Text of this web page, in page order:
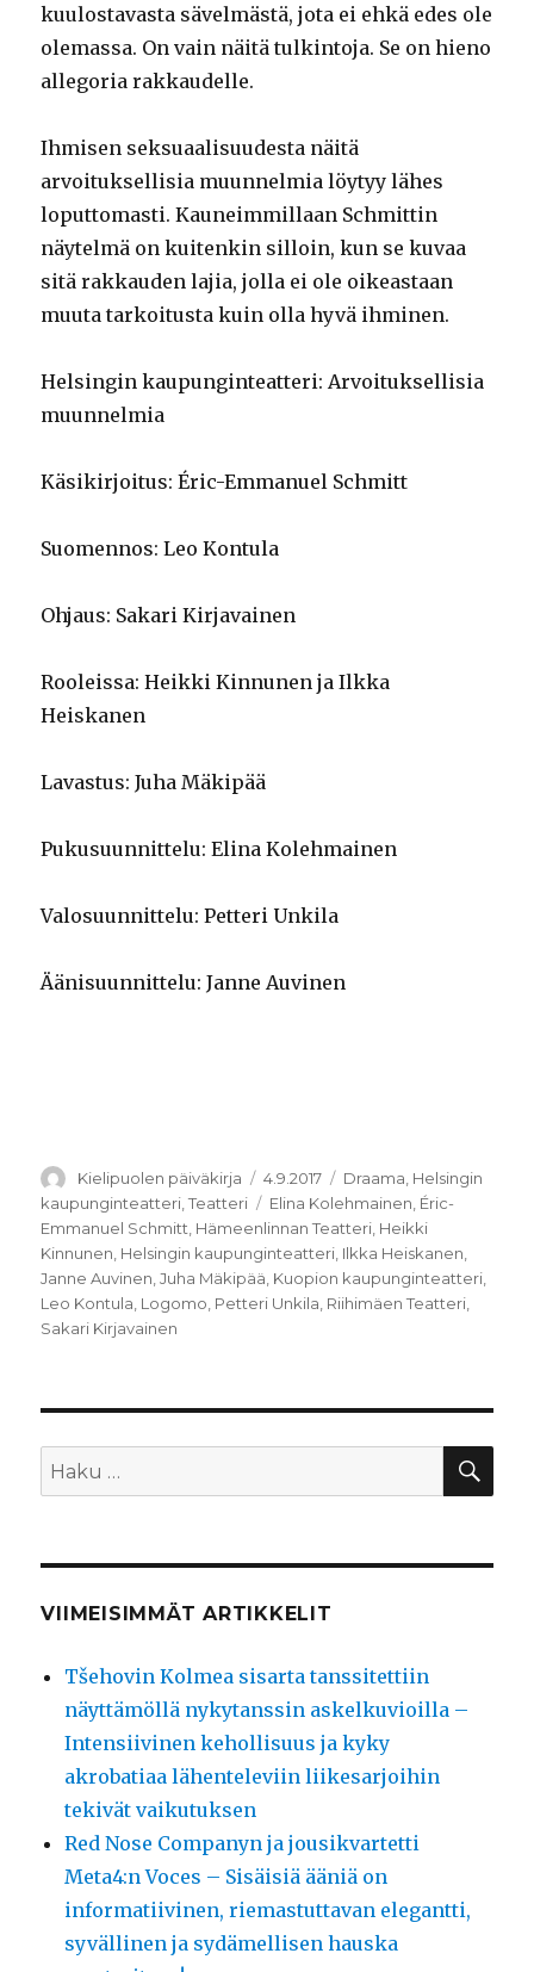
kuulostavasta sävelmästä, jota ei ehkä edes ole
olemassa. On vain näitä tulkintoja. Se on hieno
allegoria rakkaudelle.
Ihmisen seksuaalisuudesta näitä
arvoituksellisia muunnelmia löytyy lähes
loputtomasti. Kauneimmillaan Schmittin
näytelmä on kuitenkin silloin, kun se kuvaa
sitä rakkauden lajia, jolla ei ole oikeastaan
muuta tarkoitusta kuin olla hyvä ihminen.
Helsingin kaupunginteatteri: Arvoituksellisia
muunnelmia
Käsikirjoitus: Éric-Emmanuel Schmitt
Suomennos: Leo Kontula
Ohjaus: Sakari Kirjavainen
Rooleissa: Heikki Kinnunen ja Ilkka
Heiskanen
Lavastus: Juha Mäkipää
Pukusuunnittelu: Elina Kolehmainen
Valosuunnittelu: Petteri Unkila
Äänisuunnittelu: Janne Auvinen
Kirjoittaja
Kielipuolen päiväkirja Julkaistu
4.9.2017 Kategoriat
Draama Helsingin
kaupunginteatteri ,Teatteri Avainsanat
Elina Kolehmainen Éric-
Emmanuel Schmitt Hämeenlinnan Teatteri Heikki
Kinnunen Helsingin kaupunginteatteri Ilkka Heiskanen
Janne Auvinen ,Juha Mäkipää Kuopion kaupunginteatteri
Leo Kontula Logomo Petteri Unkila Riihimäen Teatteri
Sakari Kirjavainen
Etsi:
VIIMEISIMMÄT ARTIKKELIT
Tšehovin Kolmea sisarta tanssitettiin
näyttämöllä nykytanssin askelkuvioilla –
Intensiivinen kehollisuus ja kyky
akrobatiaa lähenteleviin liikesarjoihin
tekivät vaikutuksen
Red Nose Companyn ja jousikvartetti
Meta4:n Voces – Sisäisiä ääniä on
informatiivinen, riemastuttavan elegantti,
syvällinen ja sydämellisen hauska